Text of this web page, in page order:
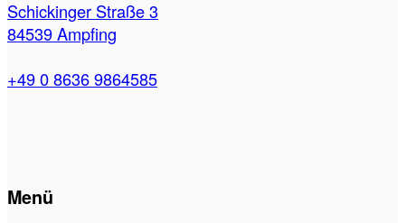
Schickinger Straße 3
84539 Ampfing
+49 0 8636 9864585
Menü